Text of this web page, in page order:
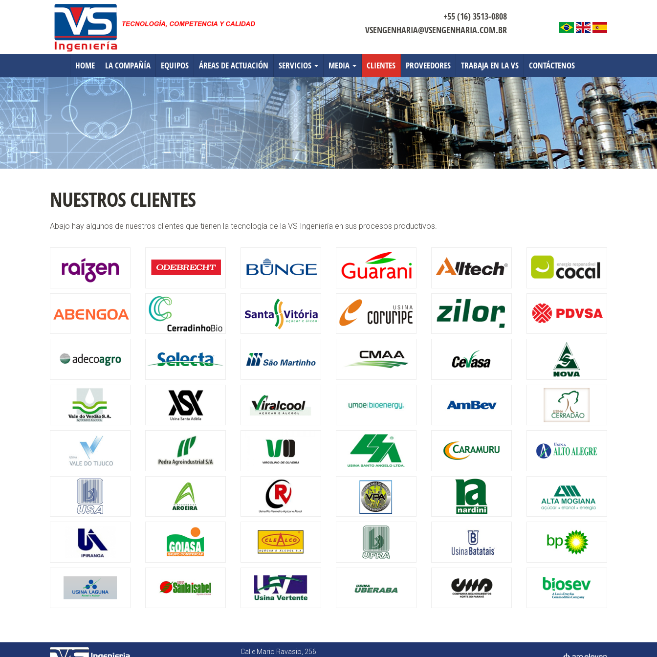
+55 (16) 3513-0808
VSENGENHARIA@VSENGENHARIA.COM.BR
HOME LA COMPAÑÍA EQUIPOS ÁREAS DE ACTUACIÓN SERVICIOS MEDIA CLIENTES PROVEEDORES TRABAJA EN LA VS CONTÁCTENOS
NUESTROS CLIENTES
Abajo hay algunos de nuestros clientes que tienen la tecnología de la VS Ingeniería en sus procesos productivos.
Calle Mario Ravasio, 256